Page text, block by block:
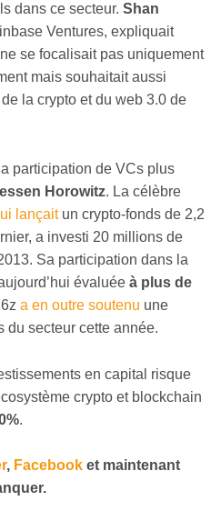
dans ce secteur. Shan
Ventures, expliquait
se focalisait pas uniquement
mais souhaitait aussi
la crypto et du web 3.0 de
participation de VCs plus
Horowitz. La célèbre
lançaitun crypto-fonds de 2,2
a investi 20 millions de
Sa participation dans la
évaluée à plus de
a en outre soutenu une
du secteur cette année.
en capital risque
crypto et blockchain
.
, Facebook et maintenant